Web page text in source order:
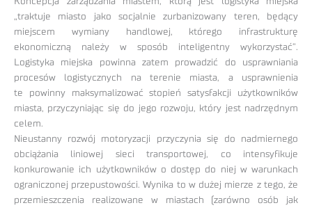
„traktuje miasto jako socjalnie zurbanizowany teren, będący
miejscem wymiany handlowej, którego infrastrukturę
ekonomiczną należy w sposób inteligentny wykorzystać”.
Logistyka miejska powinna zatem prowadzić do usprawniania
procesów logistycznych na terenie miasta, a usprawnienia
te powinny maksymalizować stopień satysfakcji użytkowników
miasta, przyczyniając się do jego rozwoju, który jest nadrzędnym
celem.
Nieustanny rozwój motoryzacji przyczynia się do nadmiernego
obciążania liniowej sieci transportowej, co intensyfikuje
konkurowanie ich użytkowników o dostęp do niej w warunkach
ograniczonej przepustowości. Wynika to w dużej mierze z tego, że
przemieszczenia realizowane w miastach (zarówno osób jak